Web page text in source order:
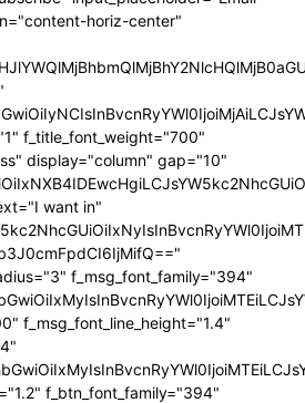
horiz-center"
f_title_font_weight="700"
display="column" gap="10"
want in"
f_msg_font_family="394"
f_msg_font_line_height="1.4"
f_btn_font_family="394"